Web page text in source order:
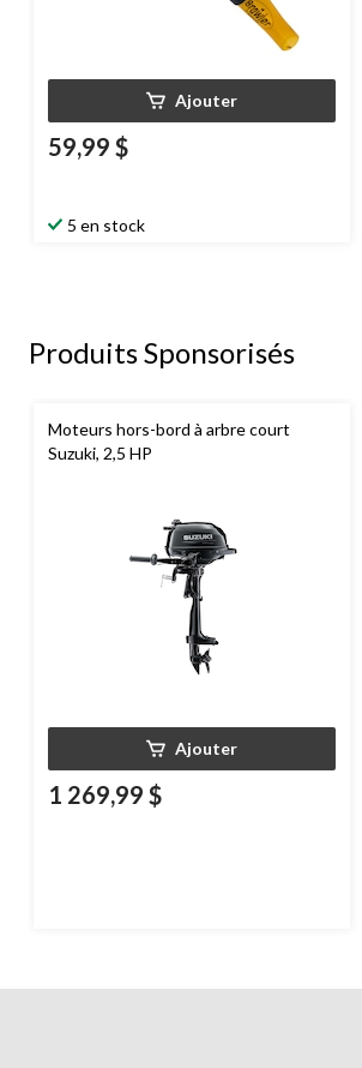
Ajouter
59,99 $
5 en stock
Produits Sponsorisés
Moteurs hors-bord à arbre court
Suzuki, 2,5 HP
Ajouter
1 269,99 $